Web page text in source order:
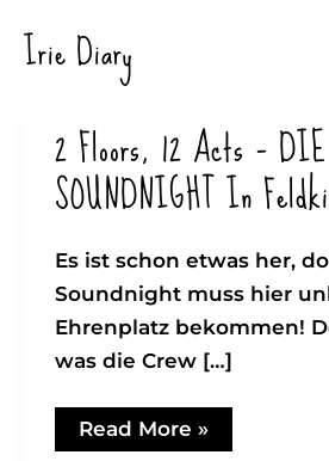
Inhalt
Irie Diary
2 Floors, 12 Acts –
SOUNDNIGHT In
Es ist schon etwas her,
Soundnight muss hier
Ehrenplatz bekommen!
was die Crew […]
2
Floors,
Read More »